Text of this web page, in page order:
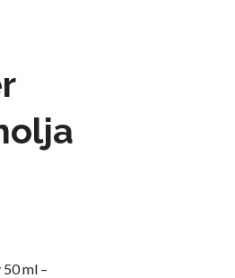
ml –